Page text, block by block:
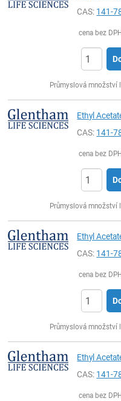
CAS: 141-
cena bez DPH
Průmyslová množství
Ethyl
CAS: 141-
cena bez DPH
Průmyslová množství
Ethyl
CAS: 141-
cena bez DPH
Průmyslová množství
Ethyl
CAS: 141-
cena bez DPH